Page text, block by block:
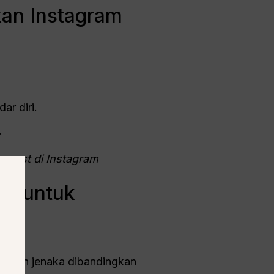
Instagram
diri.
di Instagram
untuk
dan jenaka dibandingkan